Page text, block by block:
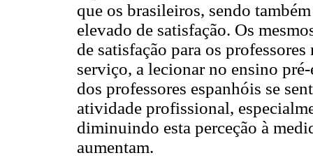
que os brasileiros, sendo
elevado de satisfação. Os
de satisfação para os
serviço, a lecionar no ensino
dos professores espanhóis se
atividade profissional,
diminuindo esta perceção à
aumentam.